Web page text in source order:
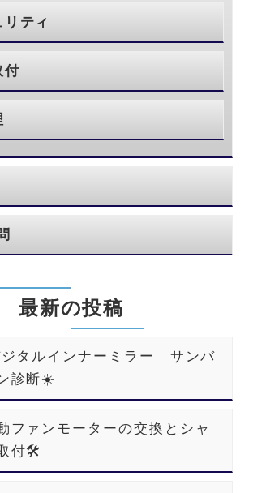
ティ
付
最新の投稿
タルインナーミラー サンバ
診断☀️
ファンモーターの交換とシャ
付🛠️